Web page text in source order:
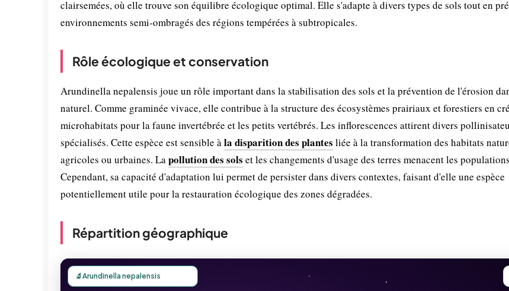
clairsemées, où elle trouve son équilibre écologique optimal. Elle s'adapte à divers types de sols tout en
environnements semi-ombragés des régions tempérées à subtropicales.
Rôle écologique et conservation
Arundinella nepalensis joue un rôle important dans la stabilisation des sols et la prévention de l'érosion
naturel. Comme graminée vivace, elle contribue à la structure des écosystèmes prairiaux et forestiers en
microhabitats pour la faune invertébrée et les petits vertébrés. Les inflorescences attirent divers
spécialisés. Cette espèce est sensible àla disparition des plantes liée à la transformation des habitats
agricoles ou urbaines. Lapollution des sols et les changements d'usage des terres menacent les
Cependant, sa capacité d'adaptation lui permet de persister dans divers contextes, faisant d'elle une espèce
potentiellement utile pour la restauration écologique des zones dégradées.
Répartition géographique